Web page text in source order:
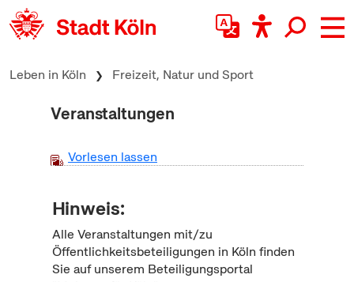
zum Inhalt springen
Leben in Köln Freizeit, Natur und Sport
Veranstaltungen
Vorlesen lassen
Hinweis:
Alle Veranstaltungen mit/zu
Öffentlichkeitsbeteiligungen in Köln finden
Sie auf unserem Beteiligungsportal